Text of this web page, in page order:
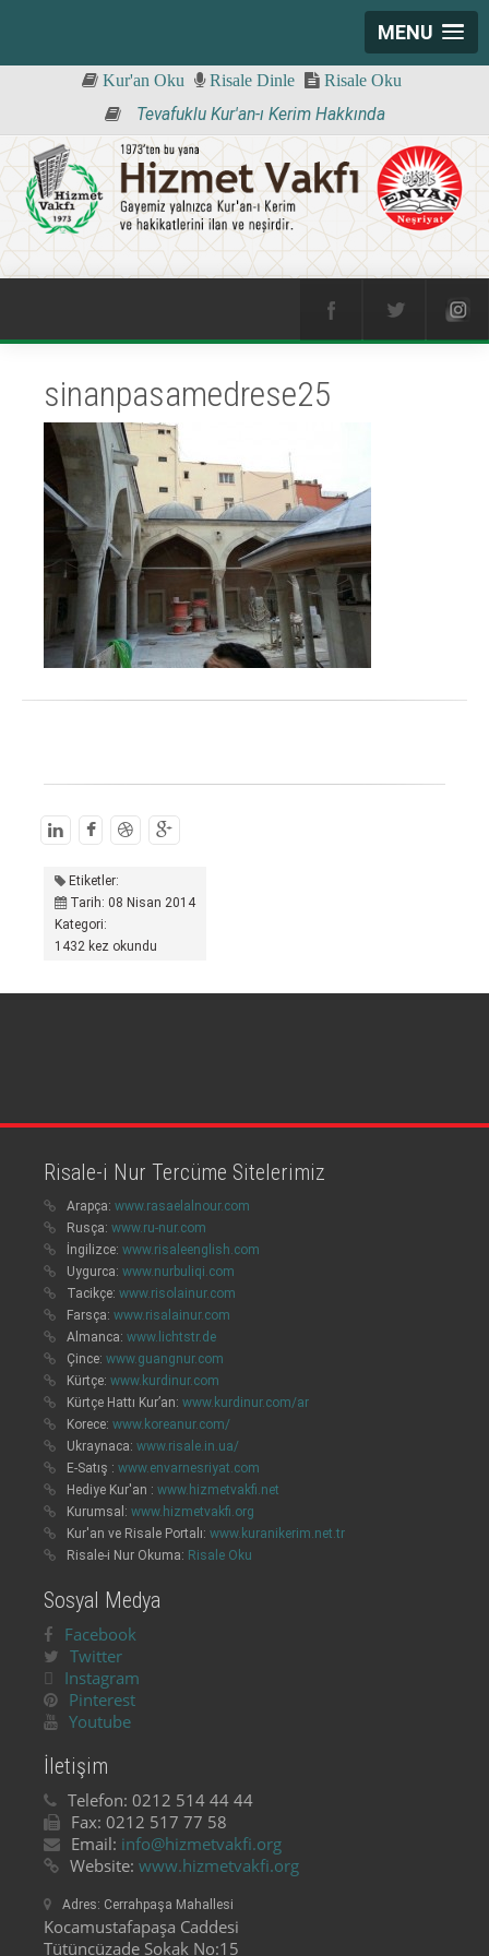
MENU
Kur'an Oku Risale Dinle Risale Oku
Tevafuklu Kur'an-ı Kerim Hakkında
sinanpasamedrese25
Etiketler:
Tarih: 08 Nisan 2014
Kategori:
1432 kez okundu
Risale-i Nur Tercüme Sitelerimiz
Arapça: www.rasaelalnour.com
Rusça: www.ru-nur.com
İngilizce: www.risaleenglish.com
Uygurca: www.nurbuliqi.com
Tacikçe: www.risolainur.com
Farsça: www.risalainur.com
Almanca: www.lichtstr.de
Çince: www.guangnur.com
Kürtçe: www.kurdinur.com
Kürtçe Hattı Kur’an: www.kurdinur.com/ar
Korece: www.koreanur.com/
Ukraynaca: www.risale.in.ua/
E-Satış : www.envarnesriyat.com
Hediye Kur'an : www.hizmetvakfi.net
Kurumsal: www.hizmetvakfi.org
Kur'an ve Risale Portalı: www.kuranikerim.net.tr
Risale-i Nur Okuma: Risale Oku
Sosyal Medya
Facebook
Twitter
Instagram
Pinterest
Youtube
İletişim
Telefon: 0212 514 44 44
Fax: 0212 517 77 58
Email: info@hizmetvakfi.org
Website: www.hizmetvakfi.org
Adres: Cerrahpaşa Mahallesi
Kocamustafapaşa Caddesi
Tütüncüzade Sokak No:15